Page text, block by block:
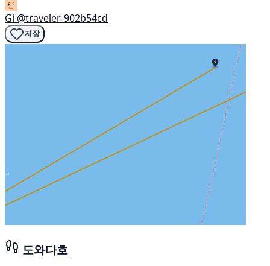
Gi @traveler-902b54cd
저장
도와다호